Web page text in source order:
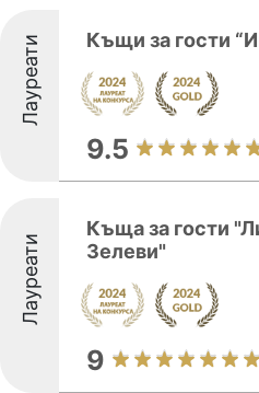
Лауреати Къщи за гости
9.5
Лауреати
Къща за гости
Зелеви"
9